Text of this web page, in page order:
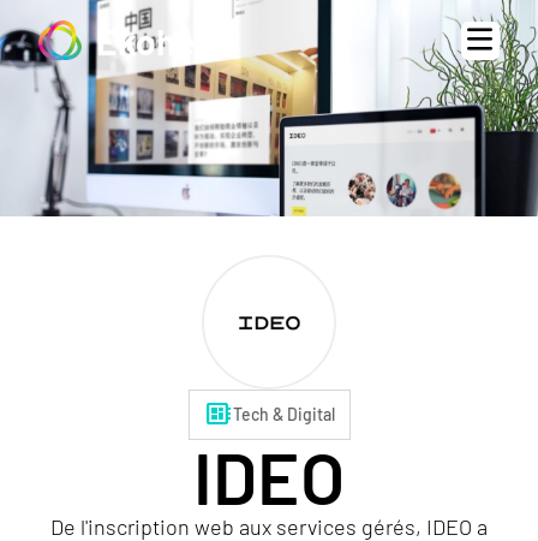
Ekohe
developer_boardTech & Digital
IDEO
De l'inscription web aux services gérés, IDEO a